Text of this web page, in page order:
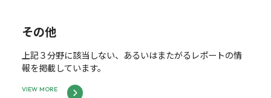
その他
上記３分野に該当しない、あるいはまたがるレポートの情
報を掲載しています。
VIEW MORE